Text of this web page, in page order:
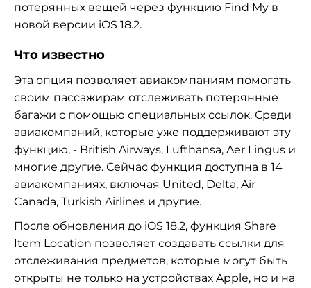
потерянных вещей через функцию Find My в
новой версии iOS 18.2.
Что известно
Эта опция позволяет авиакомпаниям помогать
своим пассажирам отслеживать потерянные
багажи с помощью специальных ссылок. Среди
авиакомпаний, которые уже поддерживают эту
функцию, - British Airways, Lufthansa, Aer Lingus и
многие другие. Сейчас функция доступна в 14
авиакомпаниях, включая United, Delta, Air
Canada, Turkish Airlines и другие.
После обновления до iOS 18.2, функция Share
Item Location позволяет создавать ссылки для
отслеживания предметов, которые могут быть
открыты не только на устройствах Apple, но и на